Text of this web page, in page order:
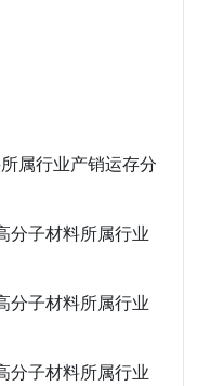
属行业产销运存分
分子材料所属行业
分子材料所属行业
分子材料所属行业